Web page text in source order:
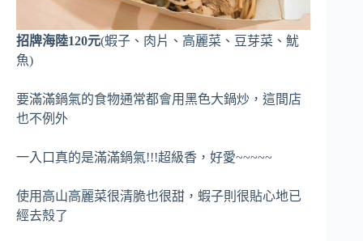
招牌海陸120元(蝦子、肉片、高麗菜、豆芽菜、魷
魚)
要滿滿鍋氣的食物通常都會用黑色大鍋炒，這間店
也不例外
一入口真的是滿滿鍋氣!!!超級香，好愛~~~~~
使用高山高麗菜很清脆也很甜，蝦子則很貼心地已
經去殼了